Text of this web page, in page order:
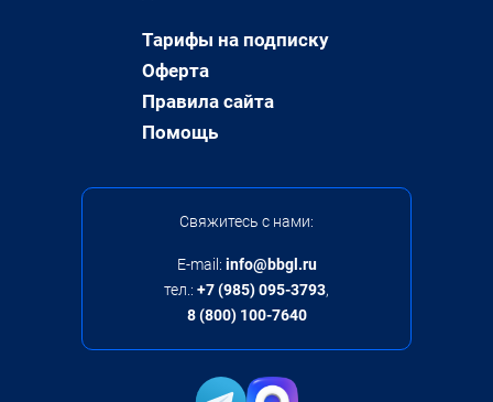
Тарифы на подписку
Оферта
Правила сайта
Помощь
Свяжитесь с нами:
E-mail: info@bbgl.ru
тел.: +7 (985) 095-3793,
8 (800) 100-7640